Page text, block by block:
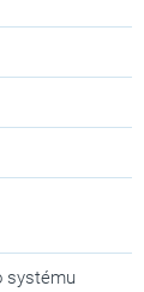
systému